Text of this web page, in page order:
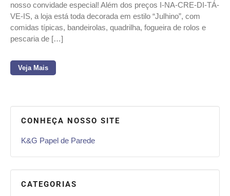
nosso convidade especial! Além dos preços I-NA-CRE-DI-TÁ-
VE-IS, a loja está toda decorada em estilo “Julhino”, com
comidas típicas, bandeirolas, quadrilha, fogueira de rolos e
pescaria de […]
Veja Mais
CONHEÇA NOSSO SITE
K&G Papel de Parede
CATEGORIAS